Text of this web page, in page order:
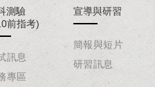
測驗
前指考)
訊息
專區
宣導與研習
簡報與短片
研習訊息